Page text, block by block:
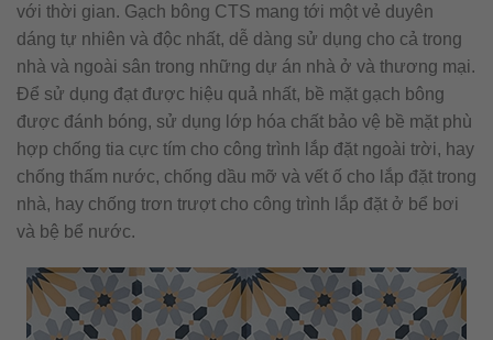
với thời gian. Gạch bông CTS mang tới một vẻ duyên
dáng tự nhiên và độc nhất, dễ dàng sử dụng cho cả trong
nhà và ngoài sân trong những dự án nhà ở và thương mại.
Để sử dụng đạt được hiệu quả nhất, bề mặt gạch bông
được đánh bóng, sử dụng lớp hóa chất bảo vệ bề mặt phù
hợp chống tia cực tím cho công trình lắp đặt ngoài trời, hay
chống thấm nước, chống dầu mỡ và vết ố cho lắp đặt trong
nhà, hay chống trơn trượt cho công trình lắp đặt ở bể bơi
và bệ bể nước.